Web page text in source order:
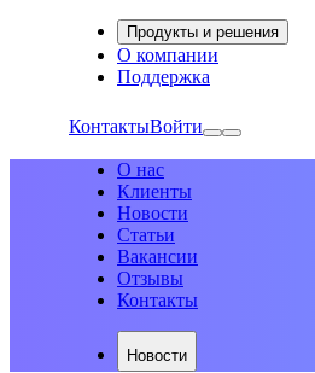
Продукты и решения
О компании
Поддержка
КонтактыВойти
О нас
Клиенты
Новости
Статьи
Вакансии
Отзывы
Контакты
Новости